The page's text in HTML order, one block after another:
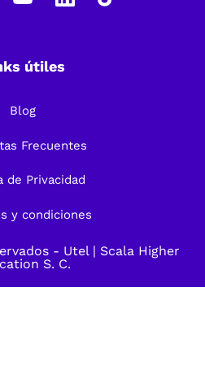
útiles
Blog
Frecuentes
de Privacidad
y condiciones
- Utel| Scala Higher
S. C.